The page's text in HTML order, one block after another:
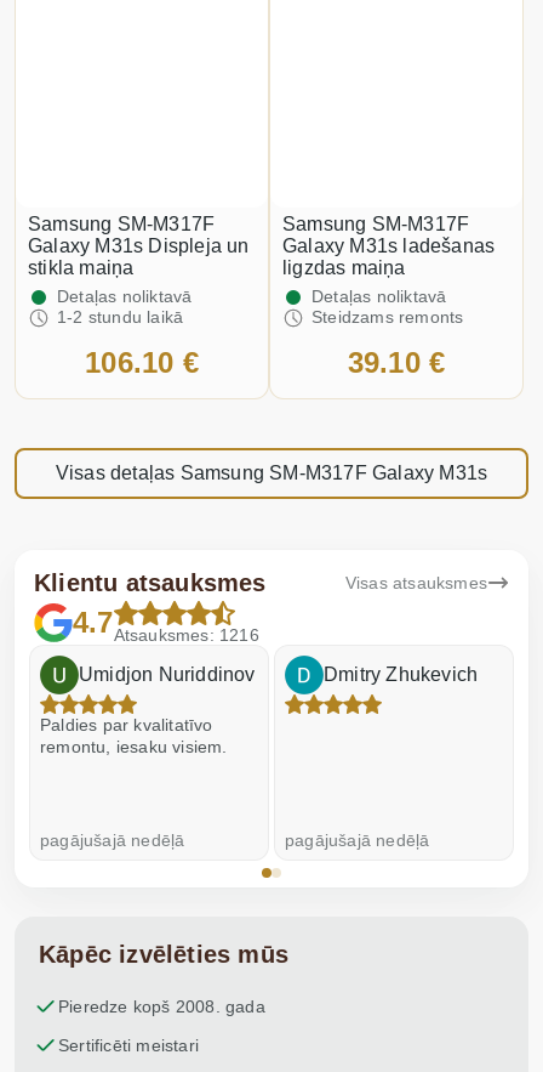
Samsung SM-M317F
Galaxy M31s Displeja un
stikla maiņa
Detaļas noliktavā
1-2 stundu laikā
106.10 €
Samsung SM-M317F
Galaxy M31s ladešanas
ligzdas maiņa
Detaļas noliktavā
Steidzams remonts
39.10 €
Visas detaļas Samsung SM-M317F Galaxy M31s
Klientu atsauksmes Visas atsauksmes
4.7Atsauksmes: 1216
Umidjon Nuriddinov
Paldies par kvalitatīvo
remontu, iesaku visiem.
pagājušajā nedēļā
Dmitry Zhukevich
pagājušajā nedēļā
Kāpēc izvēlēties mūs
Pieredze kopš 2008. gada
Sertificēti meistari